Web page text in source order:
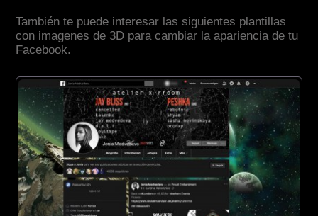
También te puede interesar las siguientes plantillas
con imagenes de 3D para cambiar la apariencia de tu
Facebook.